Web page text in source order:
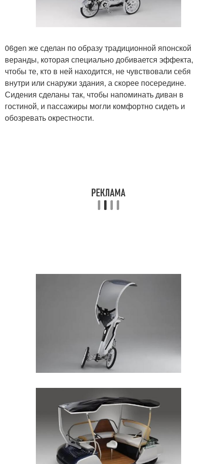
06gen же сделан по образу традиционной японской
веранды, которая специально добивается эффекта,
чтобы те, кто в ней находится, не чувствовали себя
внутри или снаружи здания, а скорее посередине.
Сидения сделаны так, чтобы напоминать диван в
гостиной, и пассажиры могли комфортно сидеть и
обозревать окрестности.